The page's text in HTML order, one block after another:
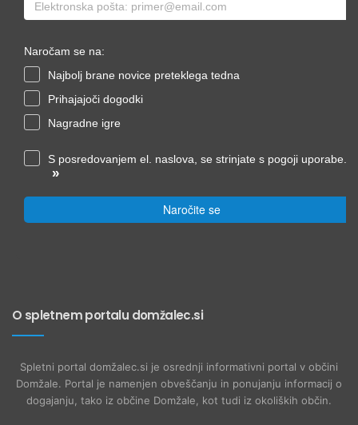
Naročam se na:
Najbolj brane novice preteklega tedna
Prihajajoči dogodki
Nagradne igre
S posredovanjem el. naslova, se strinjate s pogoji uporabe.
»
Naročite se
O spletnem portalu domžalec.si
Spletni portal domžalec.si je osrednji informativni portal v občini
Domžale. Portal je namenjen obveščanju in ponujanju informacij o
dogajanju, tako iz občine Domžale, kot tudi iz okoliških občin.